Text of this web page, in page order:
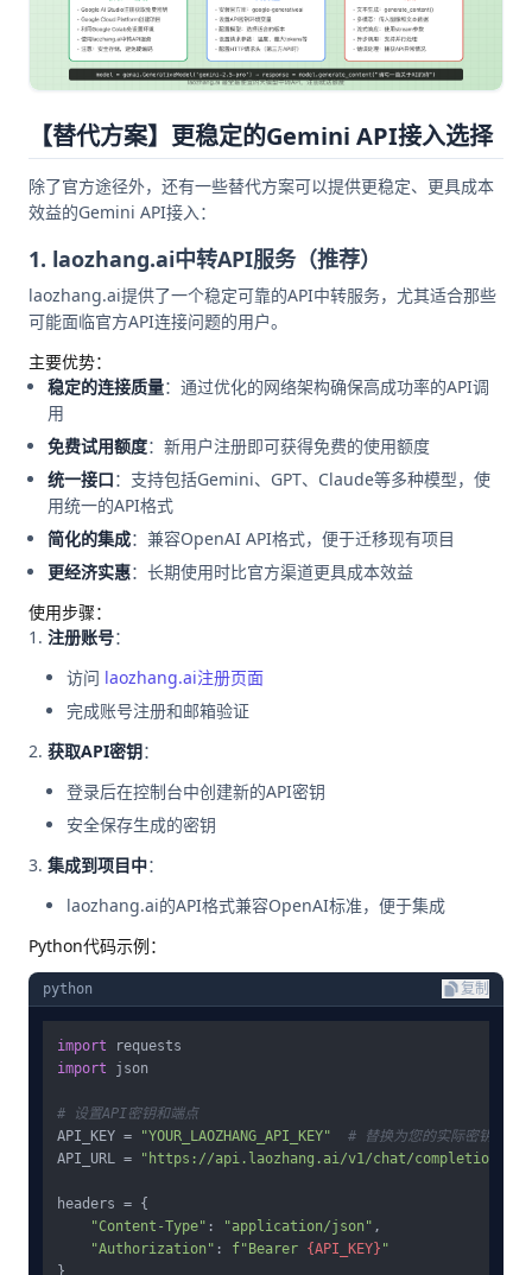
【替代方案】更稳定的Gemini API接入选择
除了官方途径外，还有一些替代方案可以提供更稳定、更具成本
效益的Gemini API接入：
1. laozhang.ai中转API服务（推荐）
laozhang.ai提供了一个稳定可靠的API中转服务，尤其适合那些
可能面临官方API连接问题的用户。
主要优势：
稳定的连接质量：通过优化的网络架构确保高成功率的API调
用
免费试用额度：新用户注册即可获得免费的使用额度
统一接口：支持包括Gemini、GPT、Claude等多种模型，使
用统一的API格式
简化的集成：兼容OpenAI API格式，便于迁移现有项目
更经济实惠：长期使用时比官方渠道更具成本效益
使用步骤：
注册账号：
访问 laozhang.ai注册页面
完成账号注册和邮箱验证
获取API密钥：
登录后在控制台中创建新的API密钥
安全保存生成的密钥
集成到项目中：
laozhang.ai的API格式兼容OpenAI标准，便于集成
Python代码示例：
python 复制
import
import json
# 设置API密钥和端点
API_KEY =
"YOUR_LAOZHANG_API_KEY"
# 替换为您的实际密钥
API_URL =
"https://api.laozhang.ai/v1/chat/completions"
headers = {
"Content-Type" : "application/json" ,
"Authorization" : f"Bearer {API_KEY} "
}